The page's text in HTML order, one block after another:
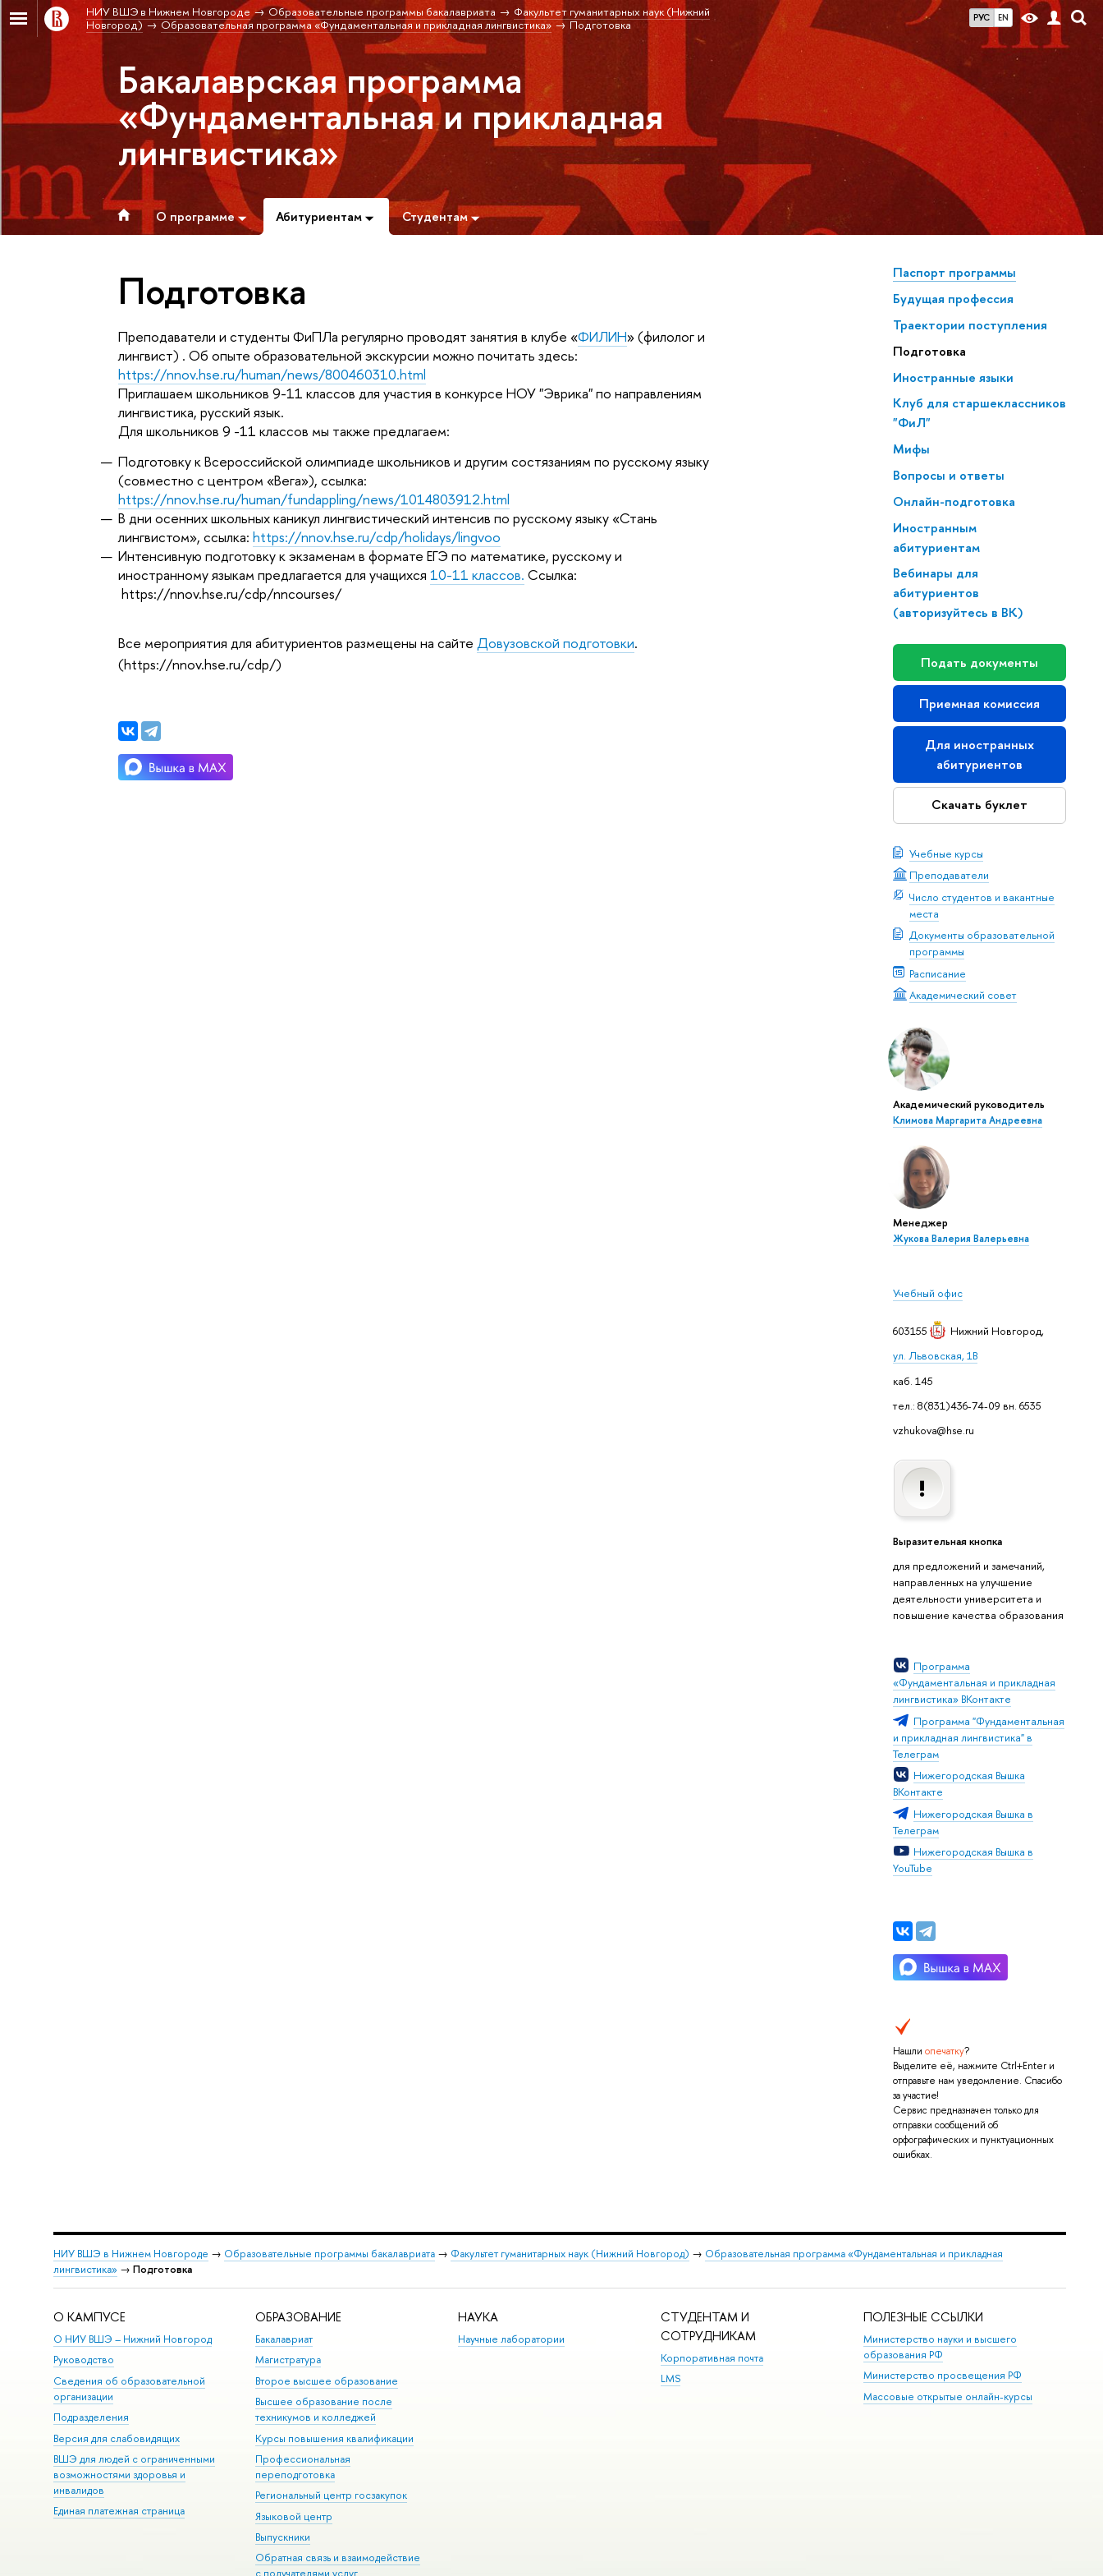
РУС EN
НИУ ВШЭ в Нижнем Новгороде Образовательные программы бакалавриата
Факультет гуманитарных наук (Нижний
Новгород)
Образовательная программа «Фундаментальная и прикладная лингвистика» Подготовка
Бакалаврская программа
«Фундаментальная и прикладная
лингвистика»
О программе Абитуриентам Студентам
Паспорт программы
Будущая профессия
Траектории поступления
Подготовка
Иностранные языки
Клуб для стар­ше­класс­ни­ков
"ФиЛ"
Мифы
Вопросы и ответы
Онлайн-подготовка
Иностранным
абитуриентам
Вебинары для
абитуриентов
(авторизуйтесь в ВК)
Подать документы
Приемная комиссия
Для иностранных
абитуриентов
Скачать буклет
Учебные курсы
Преподаватели
Число студентов и вакантные
места
Документы образовательной
программы
Расписание
Академический совет
Академический руководитель
Климова Маргарита Андреевна
Менеджер
Жукова Валерия Валерьевна
Учебный офис
603155 Нижний Новгород,
ул. Львовская, 1В
каб. 145
тел.: 8(831)436-74-09 вн. 6535
vzhukova@hse.ru
Выразительная кнопка
для предложений и замечаний,
направленных на улучшение
деятельности университета и
повышение качества образования
Программа
«Фундаментальная и прикладная
лингвистика» ВКонтакте
Программа "Фундаментальная
и прикладная лингвистика" в
Телеграм
Нижегородская Вышка
ВКонтакте
Нижегородская Вышка в
Телеграм
Нижегородская Вышка в
YouTube
Нашли опечатку?
Выделите её, нажмите Ctrl+Enter и
отправьте нам уведомление. Спасибо
за участие!
Сервис предназначен только для
отправки сообщений об
орфографических и пунктуационных
ошибках.
Подготовка
Преподаватели и студенты ФиПЛа регулярно проводят занятия в клубе «ФИЛИН» (филолог и
лингвист) . Об опыте образовательной экскурсии можно почитать здесь:
https://nnov.hse.ru/human/news/800460310.html
Приглашаем школьников 9-11 классов для участия в конкурсе НОУ "Эврика" по направлениям
лингвистика, русский язык.
Для школьников 9 -11 классов мы также предлагаем:
Подготовку к Всероссийской олимпиаде школьников и другим состязаниям по русскому языку
(совместно с центром «Вега»), ссылка:
https://nnov.hse.ru/human/fundappling/news/1014803912.html
В дни осенних школьных каникул лингвистический интенсив по русскому языку «Стань
лингвистом», ссылка:https://nnov.hse.ru/cdp/holidays/lingvoo
Интенсивную подготовку к экзаменам в формате ЕГЭ по математике, русскому и
иностранному языкам предлагается для учащихся10-11 классов. Ссылка:
https://nnov.hse.ru/cdp/nncourses/
Все мероприятия для абитуриентов размещены на сайтеДовузовской подготовки.
(https://nnov.hse.ru/cdp/)
НИУ ВШЭ в Нижнем Новгороде → Образовательные программы бакалавриата→ Факультет гуманитарных наук (Нижний Новгород) → Образовательная программа «Фундаментальная и прикладная
лингвистика» → Подготовка
О КАМПУСЕ
О НИУ ВШЭ – Нижний Новгород
Руководство
Сведения об образовательной
организации
Подразделения
Версия для слабовидящих
ВШЭ для людей с ограниченными
возможностями здоровья и
инвалидов
Единая платежная страница
ОБРАЗОВАНИЕ
Бакалавриат
Магистратура
Второе высшее образование
Высшее образование после
техникумов и колледжей
Курсы повышения квалификации
Профессиональная
переподготовка
Региональный центр госзакупок
Языковой центр
Выпускники
Обратная связь и взаимодействие
НАУКА
Научные лаборатории
СТУДЕНТАМ И
СОТРУДНИКАМ
Корпоративная почта
LMS
ПОЛЕЗНЫЕ ССЫЛКИ
Министерство науки и высшего
образования РФ
Министерство просвещения РФ
Массовые открытые онлайн-курсы